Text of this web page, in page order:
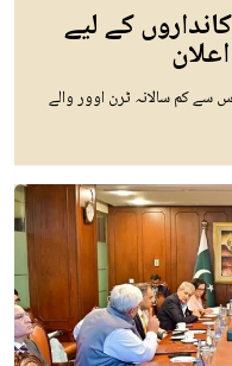
کے لیے
20 کروڑ روپے یا اس سے کم سالانہ ٹرن اوور والے